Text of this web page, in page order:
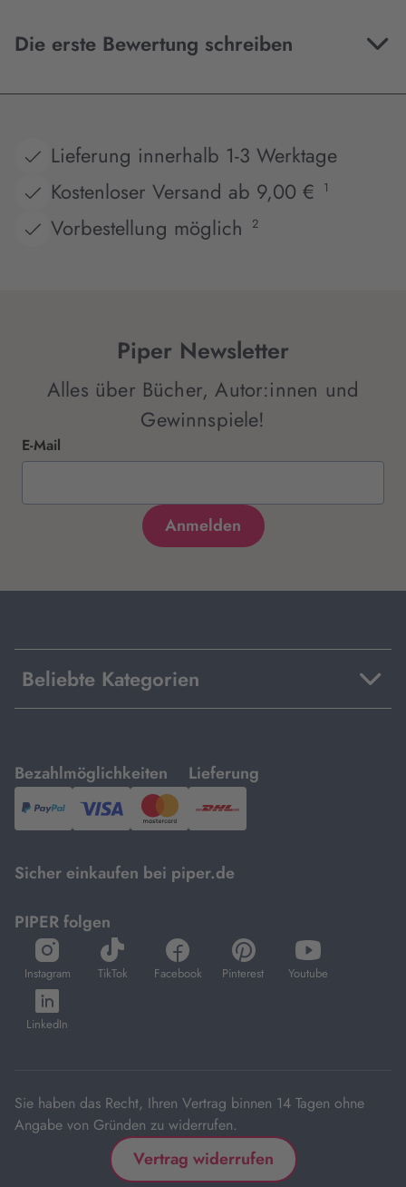
Die erste Bewertung schreiben
Lieferung innerhalb 1-3 Werktage
Kostenloser Versand ab 9,00 €
1
Vorbestellung möglich 2
Piper Newsletter
Alles über Bücher, Autor:innen und
Gewinnspiele!
E-Mail
Beliebte Kategorien
Bezahlmöglichkeiten
mit
PayPal,Visa
und
Lieferung
mit
DHL.
Sicher einkaufen bei piper.de
PIPER folgen
Instagram
öffnet
in
neuem
Tab
TikTok
öffnet
in
Facebook
öffnet
in
Pinterest
öffnet
in
Youtube
öffnet
in
LinkedIn
öffnet
in
Sie haben das Recht, Ihren Vertrag binnen 14 Tagen ohne
Angabe von Gründen zu widerrufen.
Vertrag widerrufen